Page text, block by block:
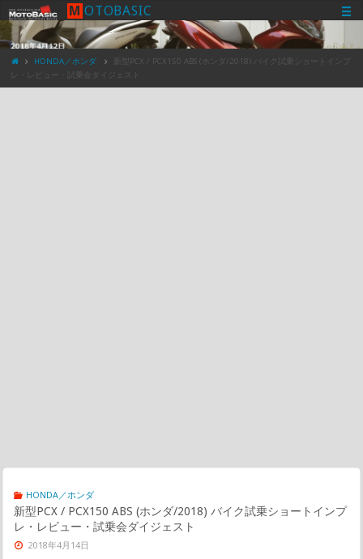
M OTOBASIC
HONDA／ホンダ
新型PCX / PCX150 ABS (ホンダ/2018) バイク試乗ショートインプ
レ・レビュー・試乗会ダイジェスト
HONDA／ホンダ
新型PCX / PCX150 ABS (ホンダ/2018) バイク試乗ショートインプ
レ・レビュー・試乗会ダイジェスト
2018年4月14日